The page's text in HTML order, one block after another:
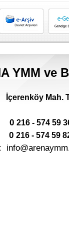
YMM ve
İçerenköy Mah.
0 216 - 574 59
0 216 - 574 59